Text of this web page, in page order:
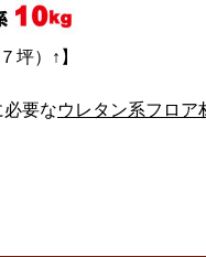
坪）↑】
要なウレタン系フロア